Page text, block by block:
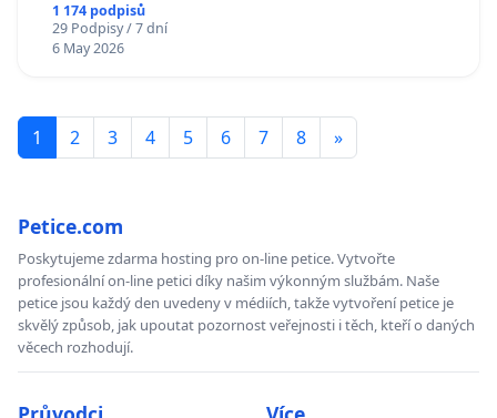
1 174 podpisů
29 Podpisy / 7 dní
6 May 2026
1 2 3 4 5 6 7 8 »
Petice.com
Poskytujeme zdarma hosting pro on-line petice. Vytvořte
profesionální on-line petici díky našim výkonným službám. Naše
petice jsou každý den uvedeny v médiích, takže vytvoření petice je
skvělý způsob, jak upoutat pozornost veřejnosti i těch, kteří o daných
věcech rozhodují.